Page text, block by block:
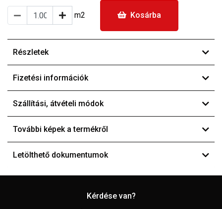
m2 Kosárba
Részletek
Fizetési információk
Szállítási, átvételi módok
További képek a termékről
Letölthető dokumentumok
Kérdése van?